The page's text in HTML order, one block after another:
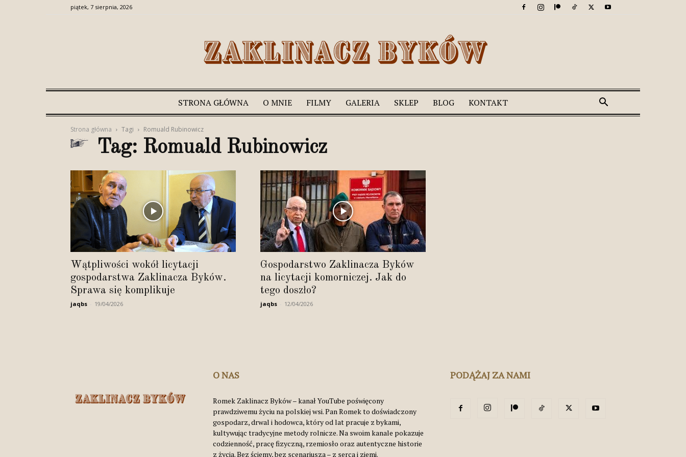
piątek, 7 sierpnia, 2026
Zaklinacz
STRONA GŁÓWNA O MNIE FILMY GALERIA SKLEP BLOG KONTAKT
Strona główna Tagi Romuald Rubinowicz
Tag: Romuald Rubinowicz
Wątpliwości wokół licytacji
gospodarstwa Zaklinacza Byków.
Sprawa się komplikuje
jaqbs 19/04/2026
Gospodarstwo Zaklinacza Byków
na licytacji komorniczej. Jak do
tego doszło?
jaqbs 12/04/2026
O NAS
Romek Zaklinacz Byków – kanał YouTube poświęcony
prawdziwemu życiu na polskiej wsi. Pan Romek to doświadczony
gospodarz, drwal i hodowca, który od lat pracuje z bykami,
kultywując tradycyjne metody rolnicze. Na swoim kanale pokazuje
codzienność, pracę fizyczną, rzemiosło oraz autentyczne historie
z życia. Bez ściemy, bez scenariusza – z serca i ziemi.
PODĄŻAJ ZA NAMI